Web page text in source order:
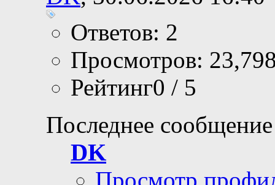
Ответов: 2
Просмотров:
Рейтинг0 / 5
Последнее
DK